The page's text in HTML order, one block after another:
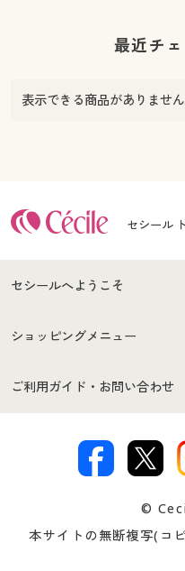
最近チ
表示できる商品がありません
セシール
セシールへようこそ
はじめての方へ
セシールご利用規約
著作権・商標について
ショッピングメニュー
商品カテゴリ
プレゼント＆キャンペーン
ご利用ガイド・お問い合わせ
交換・返品は
ついて
©
本サイトの無断複写(コ